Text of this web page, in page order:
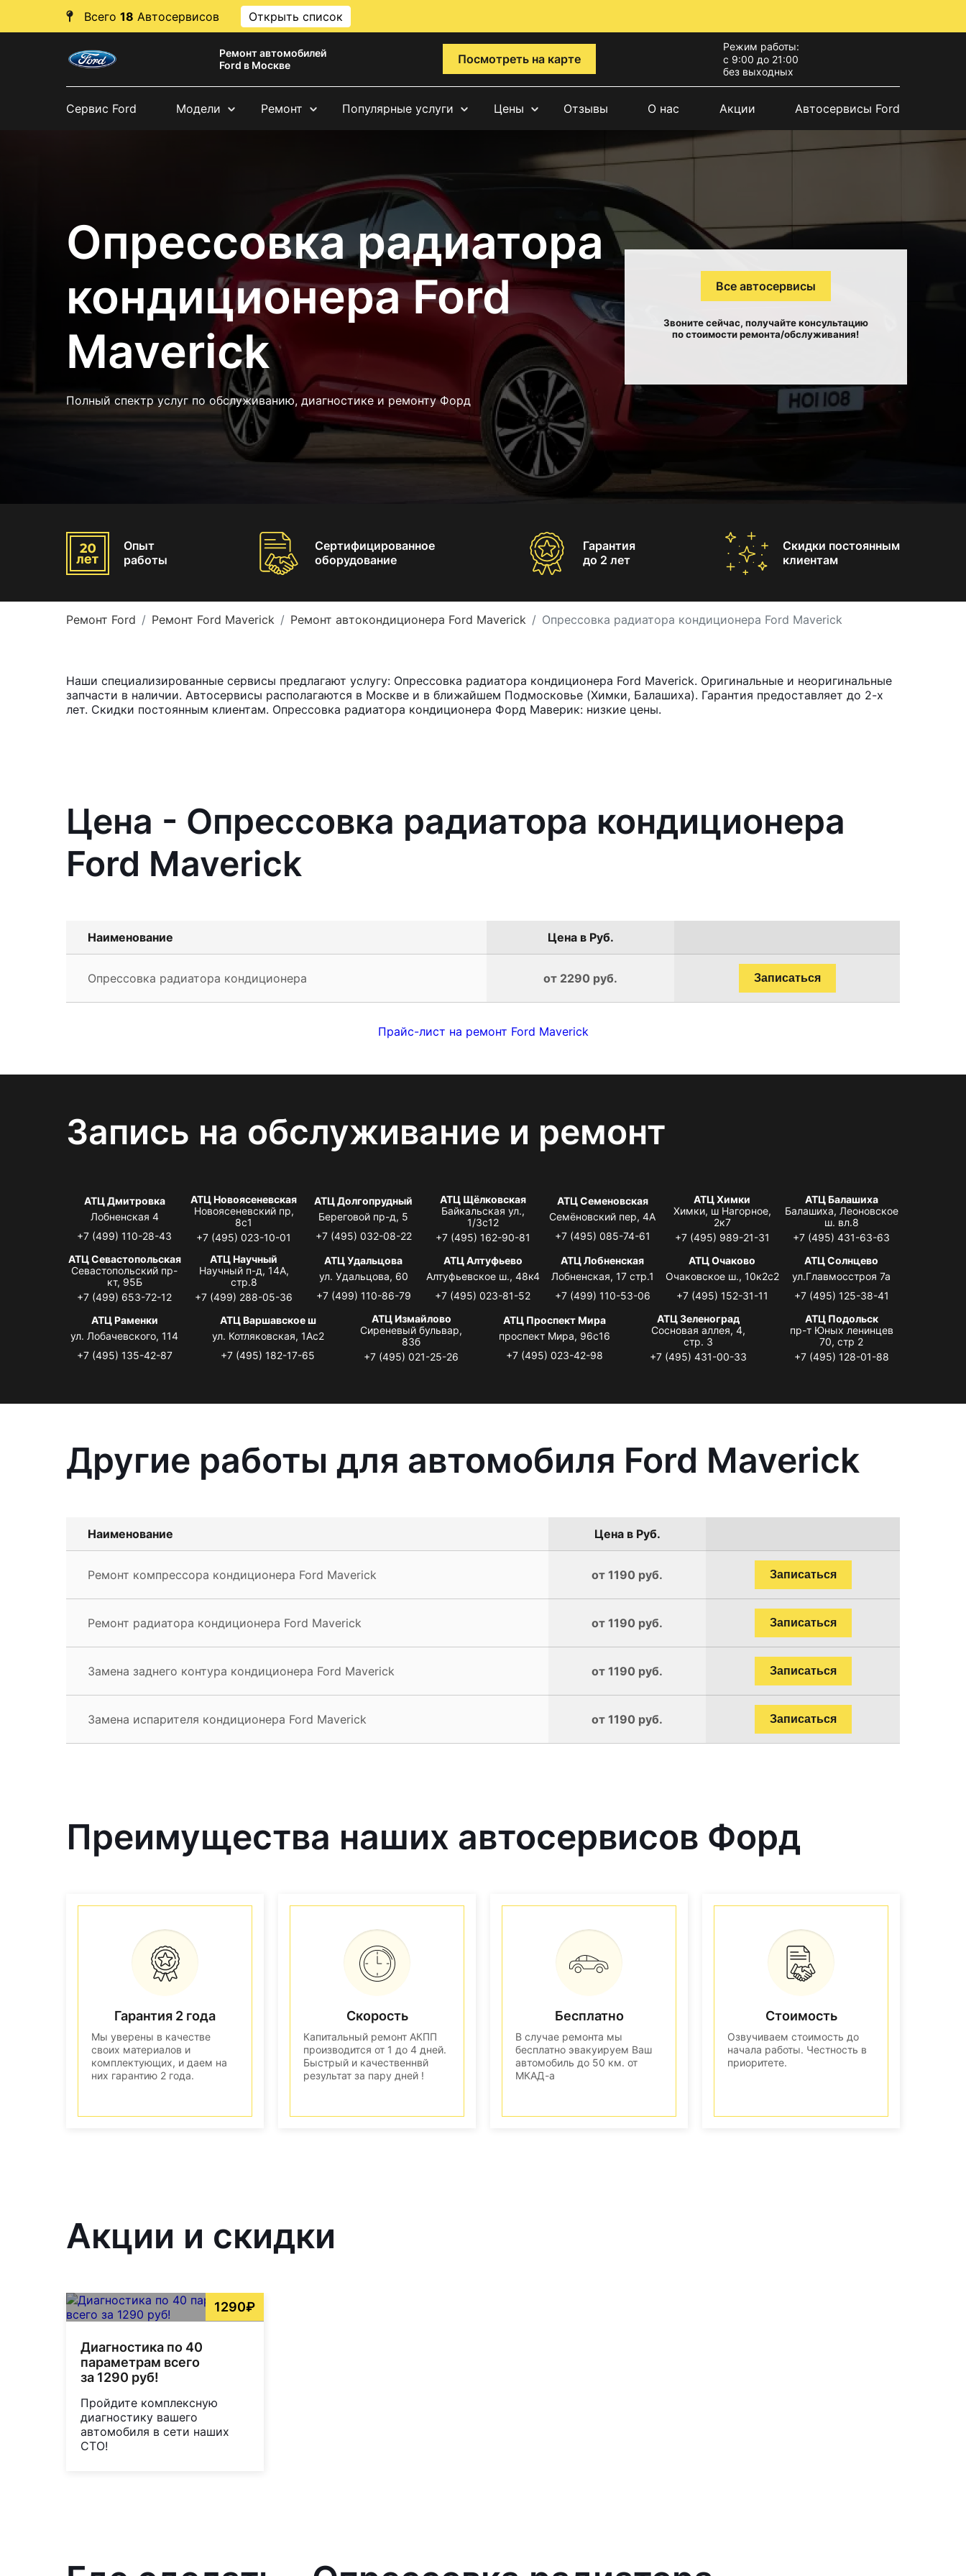
Всего 18 Автосервисов Открыть список
Ремонт автомобилей
Ford в Москве
Посмотреть на карте
Режим работы:
с 9:00 до 21:00
без выходных
Сервис Ford Модели Ремонт Популярные услуги Цены Отзывы О нас Акции Автосервисы Ford
Опрессовка радиатора
кондиционера Ford
Maverick
Полный спектр услуг по обслуживанию, диагностике и ремонту Форд
Все автосервисы
Звоните сейчас, получайте консультацию
по стоимости ремонта/обслуживания!
Опыт
работы
Сертифицированное
оборудование
Гарантия
до 2 лет
Скидки постоянным
клиентам
Ремонт Ford Ремонт Ford Maverick Ремонт автокондиционера Ford Maverick Опрессовка радиатора кондиционера Ford Maverick
Наши специализированные сервисы предлагают услугу: Опрессовка радиатора кондиционера Ford Maverick. Оригинальные и неоригинальные
запчасти в наличии. Автосервисы располагаются в Москве и в ближайшем Подмосковье (Химки, Балашиха). Гарантия предоставляет до 2-х
лет. Скидки постоянным клиентам. Опрессовка радиатора кондиционера Форд Маверик: низкие цены.
Цена - Опрессовка радиатора кондиционера
Ford Maverick
Наименование Цена в Руб.
Опрессовка радиатора кондиционера от 2290 руб. Записаться
Прайс-лист на ремонт Ford Maverick
Запись на обслуживание и ремонт
АТЦ Дмитровка
Лобненская 4
+7 (499) 110-28-43
АТЦ Новоясеневская
Новоясеневский пр,
8с1
+7 (495) 023-10-01
АТЦ Долгопрудный
Береговой пр-д, 5
+7 (495) 032-08-22
АТЦ Щёлковская
Байкальская ул.,
1/3с12
+7 (495) 162-90-81
АТЦ Семеновская
Семёновский пер, 4А
+7 (495) 085-74-61
АТЦ Химки
Химки, ш Нагорное,
2к7
+7 (495) 989-21-31
АТЦ Балашиха
Балашиха, Леоновское
ш. вл.8
+7 (495) 431-63-63
АТЦ Севастопольская
Севастопольский пр-
кт, 95Б
+7 (499) 653-72-12
АТЦ Научный
Научный п-д, 14А,
стр.8
+7 (499) 288-05-36
АТЦ Удальцова
ул. Удальцова, 60
+7 (499) 110-86-79
АТЦ Алтуфьево
Алтуфьевское ш., 48к4
+7 (495) 023-81-52
АТЦ Лобненская
Лобненская, 17 стр.1
+7 (499) 110-53-06
АТЦ Очаково
Очаковское ш., 10к2с2
+7 (495) 152-31-11
АТЦ Солнцево
ул.Главмосстроя 7а
+7 (495) 125-38-41
АТЦ Раменки
ул. Лобачевского, 114
+7 (495) 135-42-87
АТЦ Варшавское ш
ул. Котляковская, 1Ас2
+7 (495) 182-17-65
АТЦ Измайлово
Сиреневый бульвар,
83б
+7 (495) 021-25-26
АТЦ Проспект Мира
проспект Мира, 96с16
+7 (495) 023-42-98
АТЦ Зеленоград
Сосновая аллея, 4,
стр. 3
+7 (495) 431-00-33
АТЦ Подольск
пр-т Юных ленинцев
70, стр 2
+7 (495) 128-01-88
Другие работы для автомобиля Ford Maverick
Наименование Цена в Руб.
Ремонт компрессора кондиционера Ford Maverick от 1190 руб. Записаться
Ремонт радиатора кондиционера Ford Maverick от 1190 руб. Записаться
Замена заднего контура кондиционера Ford Maverick от 1190 руб. Записаться
Замена испарителя кондиционера Ford Maverick от 1190 руб. Записаться
Преимущества наших автосервисов Форд
Гарантия 2 года
Мы уверены в качестве
своих материалов и
комплектующих, и даем на
них гарантию 2 года.
Скорость
Капитальный ремонт АКПП
производится от 1 до 4 дней.
Быстрый и качественнвй
результат за пару дней !
Бесплатно
В случае ремонта мы
бесплатно эвакуируем Ваш
автомобиль до 50 км. от
МКАД-а
Стоимость
Озвучиваем стоимость до
начала работы. Честность в
приоритете.
Акции и скидки
1290₽
Диагностика по 40
параметрам всего
за 1290 руб!
Пройдите комплексную
диагностику вашего
автомобиля в сети наших
СТО!